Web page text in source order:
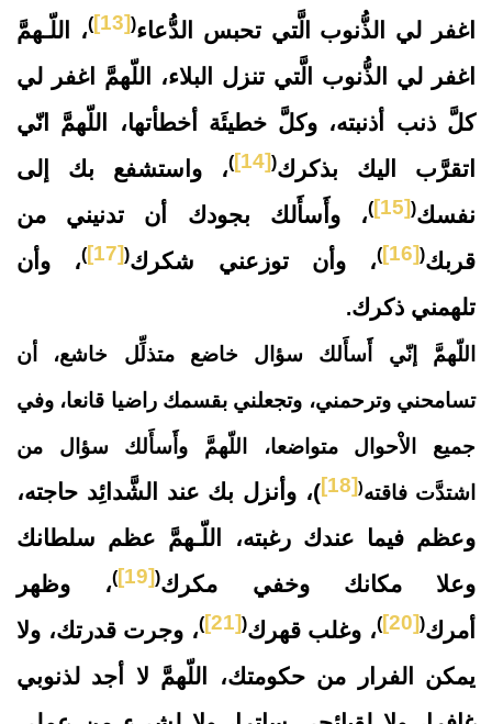
اغفر لي الذُّنوب الَّتي تحبس الدُّعاء(
[13]
)، اللّـهمَّ
اغفر لي الذُّنوب الَّتي تنزل البلاء، اللّهمَّ اغفر لي
كلَّ ذنب أذنبته، وكلَّ خطيئَة أخطأتها، اللّهمَّ انّي
اتقرَّب اليك بذكرك(
[14]
)، واستشفع بك إلى
نفسك(
[15]
)، وأَسأَلك بجودك أن تدنيني من
قربك(
[16]
)، وأن توزعني شكرك(
[17]
)، وأن
تلهمني ذكرك.
اللّهمَّ إنّي أَسأَلك سؤال خاضع متذلِّل خاشع، أن
تسامحني وترحمني، وتجعلني بقسمك راضيا قانعا، وفي
جميع الاْحوال متواضعا، اللّهمَّ وأَسأَلك سؤال من
اشتدَّت فاقته(
[18])، وأنزل بك عند الشَّدائِد حاجته،
وعظم فيما عندك رغبته، اللّـهمَّ عظم سلطانك
وعلا مكانك وخفي مكرك(
[19]
)، وظهر
أمرك(
[20]
)، وغلب قهرك(
[21]
)، وجرت قدرتك، ولا
يمكن الفرار من حكومتك، اللّهمَّ لا أجد لذنوبي